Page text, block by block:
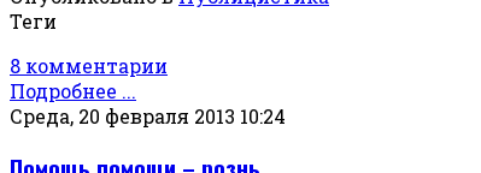
Теги
8 комментарии
Подробнее ...
Среда, 20 февраля 2013 10:24